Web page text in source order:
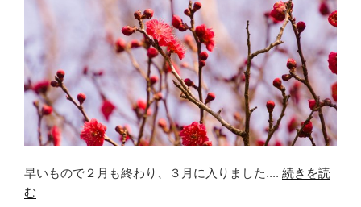
早いもので２月も終わり、３月に入りました.... 続きを読
む